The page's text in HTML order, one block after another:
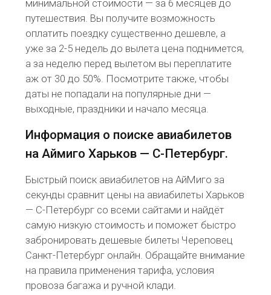
минимальной стоимости — за 6 месяцев до
путешествия. Вы получите возможность
оплатить поездку существенно дешевле, а
уже за 2-5 недель до вылета цена поднимется,
а за неделю перед вылетом вы переплатите
аж от 30 до 50%. Посмотрите также, чтобы
даты не попадали на популярные дни —
выходные, праздники и начало месяца.
Информация о поиске авиабилетов
на Аймиго Харьков — С-Петербург.
Быстрый поиск авиабилетов на АйМиго за
секунды сравнит цены на авиабилеты Харьков
— С-Петербург со всеми сайтами и найдёт
самую низкую стоимость и поможет быстро
забронировать дешевые билеты Череповец
Санкт-Петербург онлайн. Обращайте внимание
на правила применения тарифа, условия
провоза багажа и ручной клади.